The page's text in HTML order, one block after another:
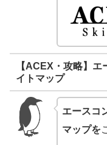
【ACEX・攻略】
イトマップ
エースコ
マップを